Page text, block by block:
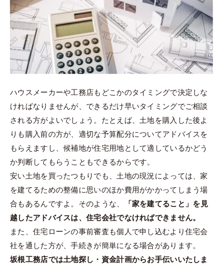
ハウスメーカーや工務店もどこかのタイミングで決定しな
ければなりませんが、できるだけ早いタイミングでご相談
される方がよいでしょう。たとえば、土地を購入した後よ
りも購入前の方が、適切な予算配分についてアドバイスを
もらえますし、候補地が住宅用地として適しているかどう
か判断してもらうこともできるからです。
安い土地を買ったつもりでも、土地の現況によっては、家
を建てるための整備に思いのほか費用がかかってしまう場
合もあるんですよ。そのような、
「家を建てること」を見
越したアドバイスは、住宅会社でなければできません。
また、住宅ローンの事前審査も個人で申し込むより住宅会
社を通した方が、手続きが簡単になる場合があります。
坂根工務店では土地探し・資金計画からお手伝いいたしま